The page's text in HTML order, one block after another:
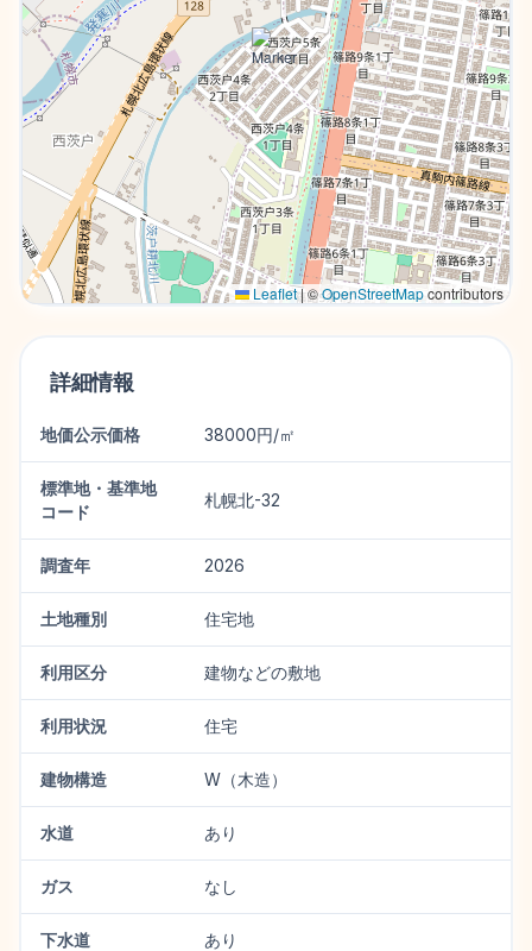
Leaflet|©OpenStreetMapcontributors
詳細情報
地価公示価格 38000円/㎡
標準地・基準地
コード
札幌北-32
調査年 2026
土地種別 住宅地
利用区分 建物などの敷地
利用状況 住宅
建物構造 W（木造）
水道 あり
ガス なし
下水道 あり